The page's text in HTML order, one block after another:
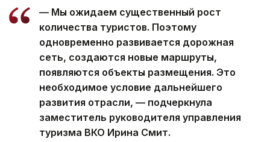
— Мы ожидаем существенный рост
количества туристов. Поэтому
одновременно развивается дорожная
сеть, создаются новые маршруты,
появляются объекты размещения. Это
необходимое условие дальнейшего
развития отрасли, — подчеркнула
заместитель руководителя управления
туризма ВКО Ирина Смит.